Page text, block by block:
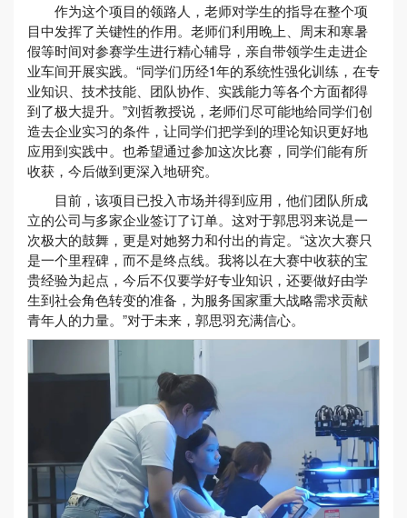
作为这个项目的领路人，老师对学生的指导在整个项
目中发挥了关键性的作用。老师们利用晚上、周末和寒暑
假等时间对参赛学生进行精心辅导，亲自带领学生走进企
业车间开展实践。“同学们历经1年的系统性强化训练，在专
业知识、技术技能、团队协作、实践能力等各个方面都得
到了极大提升。”刘哲教授说，老师们尽可能地给同学们创
造去企业实习的条件，让同学们把学到的理论知识更好地
应用到实践中。也希望通过参加这次比赛，同学们能有所
收获，今后做到更深入地研究。
目前，该项目已投入市场并得到应用，他们团队所成
立的公司与多家企业签订了订单。这对于郭思羽来说是一
次极大的鼓舞，更是对她努力和付出的肯定。“这次大赛只
是一个里程碑，而不是终点线。我将以在大赛中收获的宝
贵经验为起点，今后不仅要学好专业知识，还要做好由学
生到社会角色转变的准备，为服务国家重大战略需求贡献
青年人的力量。”对于未来，郭思羽充满信心。